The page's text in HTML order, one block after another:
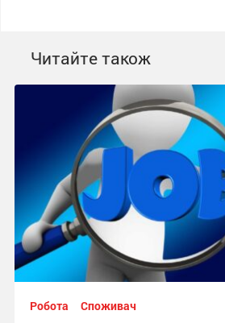
Читайте також
Робота Споживач